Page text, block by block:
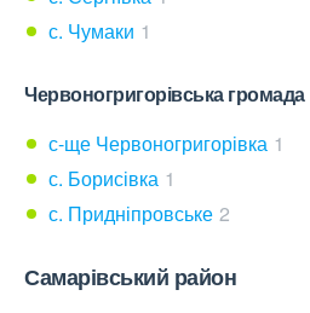
с. Чумаки 1
Червоногригорівська громада
с-ще Червоногригорівка 1
с. Борисівка 1
с. Придніпровське 2
Самарівський район